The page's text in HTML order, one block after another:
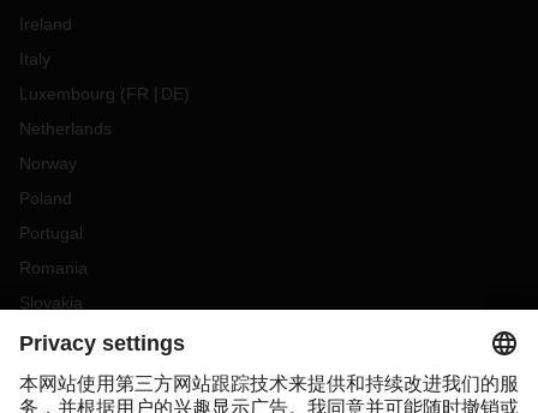
Ireland
Italy
Luxembourg (FR DE)
Netherlands
Norway
Poland
Portugal
Romania
Slovakia
Spain
Sweden
Switzerland(DE FR)